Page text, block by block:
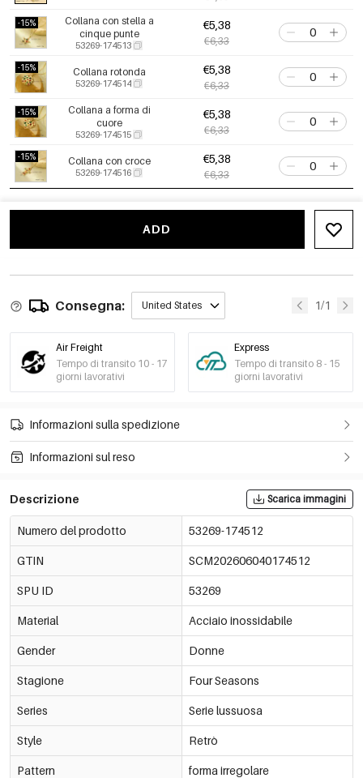
-15%
Collana con stella a
cinque punte
53269-174513
€5,38
€6,33
-15% Collana rotonda
53269-174514
€5,38
€6,33
-15%
Collana a forma di
cuore
53269-174515
€5,38
€6,33
-15% Collana con croce
53269-174516
€5,38
€6,33
ADD
Consegna: United States 1/1
Air Freight
Tempo di transito 10 - 17
giorni lavorativi
Express
Tempo di transito 8 - 15
giorni lavorativi
Informazioni sulla spedizione
Informazioni sul reso
Descrizione Scarica immagini
Numero del prodotto 53269-174512
GTIN SCM202606040174512
SPU ID 53269
Material Acciaio inossidabile
Gender Donne
Stagione Four Seasons
Series Serie lussuosa
Style Retrò
Pattern forma irregolare